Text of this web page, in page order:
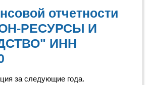
отчетности
РЕСУРСЫ И
ИНН
за следующие года.